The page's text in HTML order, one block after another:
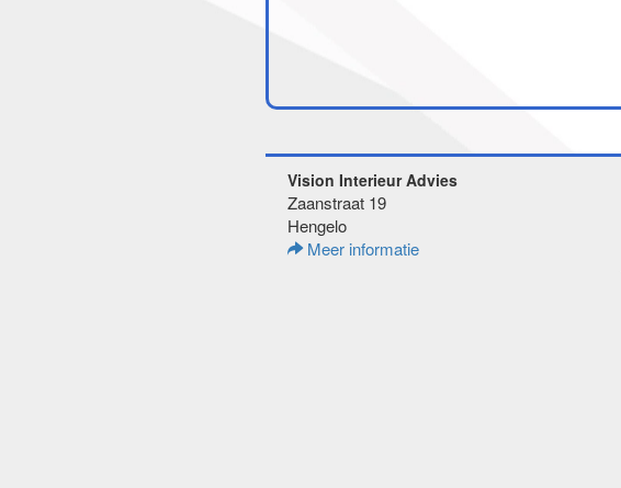
Vision Interieur Advies
Zaanstraat 19
Hengelo
Meer informatie